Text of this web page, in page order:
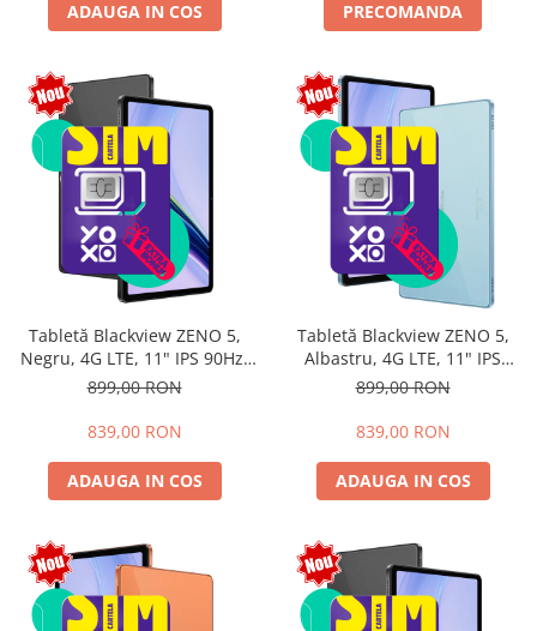
ADAUGA IN COS PRECOMANDA
Tabletă Blackview ZENO 5,
Negru, 4G LTE, 11" IPS 90Hz,
12GB RAM (3GB + 9GB
16, Unisoc T7250, 8300mAh,
SIM
899,00 RON
839,00 RON
ADAUGA IN COS
Tabletă Blackview ZENO 5,
Albastru, 4G LTE, 11" IPS
90Hz, 12GB RAM (3GB + 9GB
16, Unisoc T7250, 8300mAh,
SIM
899,00 RON
839,00 RON
ADAUGA IN COS